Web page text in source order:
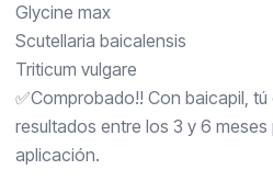
Glycine max
Scutellaria baicalensis
Triticum vulgare
✅️Comprobado!! Con baicapil,
resultados entre los 3 y 6
aplicación.